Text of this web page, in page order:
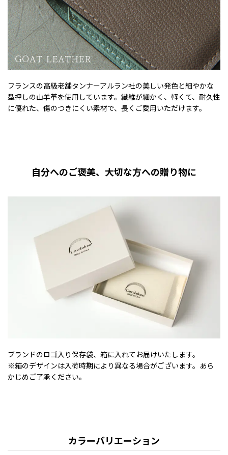
フランスの高級老舗タンナーアルラン社の美しい発色と細やかな
型押しの山羊革を使用しています。繊維が細かく、軽くて、耐久性
に優れた、傷のつきにくい素材で、長くご愛用いただけます。
自分へのご褒美、大切な方への贈り物に
ブランドのロゴ入り保存袋、箱に入れてお届けいたします。
※箱のデザインは入荷時期により異なる場合がございます。あら
かじめご了承ください。
カラーバリエーション